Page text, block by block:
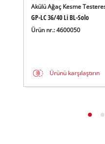
Akülü Ağaç Kesme
GP-LC 36/40 Li BL-Solo
Ürün nr.: 4600050
Ürünü karşılaştırın